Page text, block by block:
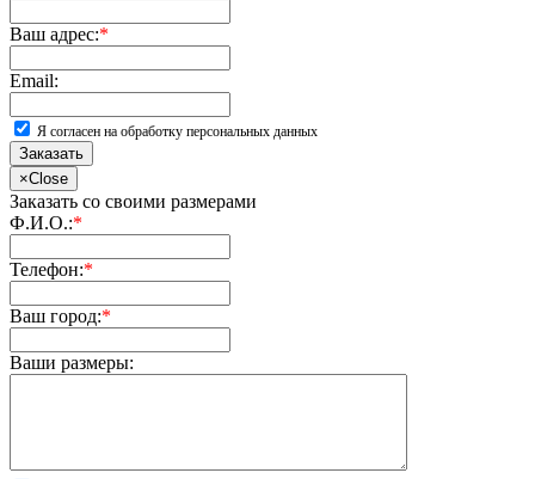
Ваш адрес:*
Email:
Я согласен на обработку персональных данных
Заказать
×Close
Заказать со своими размерами
Ф.И.О.:*
Телефон:*
Ваш город:*
Ваши размеры: